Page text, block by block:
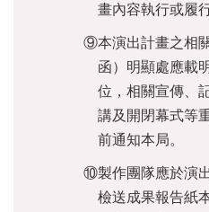
畫內容執行或履
⑨本演出計畫之相
函）明顯處應載
位，相關宣傳、
講及開閉幕式等
前通知本局。
⑩製作團隊應於演
檢送成果報告紙